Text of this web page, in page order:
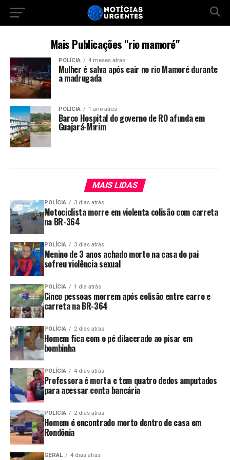
Mais Publicações "rio mamoré"
POLÍCIA 4 meses atrás
Mulher é salva após cair no rio Mamoré durante
a madrugada
POLÍCIA 1 ano atrás
Barco Hospital do governo de RO afunda em
Guajará-Mirim
MAIS LIDAS
POLÍCIA 3 dias atrás
Motociclista morre em violenta colisão com carreta
na BR-364
POLÍCIA 3 dias atrás
Menino de 3 anos achado morto na casa do pai
sofreu violência sexual
POLÍCIA 1 dia atrás
Cinco pessoas morrem após colisão entre carro e
carreta na BR-364
POLÍCIA 2 dias atrás
Homem fica com o pé dilacerado ao pisar em
bombinha
POLÍCIA 4 dias atrás
Professora é morta e tem quatro dedos amputados
para acessar conta bancária
POLÍCIA 2 dias atrás
Homem é encontrado morto dentro de casa em
Rondônia
GERAL 4 dias atrás